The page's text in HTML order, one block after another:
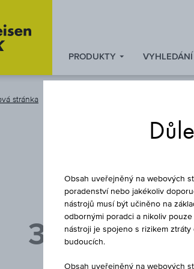
PRODUKTY
stránka
3 %
Obsah uveřejněný na webových
poradenství nebo jakékoliv
nástrojů musí být učiněno na
odbornými poradci a nikoliv
nástroji je spojeno s rizikem
budoucích.
Obsah uveřejněný na webových